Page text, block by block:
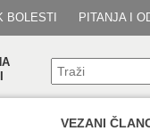
BOLESTI PITANJA I
VEZANI